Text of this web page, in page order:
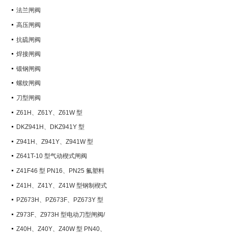
法兰闸阀
高压闸阀
抗硫闸阀
焊接闸阀
锻钢闸阀
螺纹闸阀
刀型闸阀
Z61H、Z61Y、Z61W 型
PN100~PN160 承插焊楔式闸阀
DKZ941H、DKZ941Y 型
PN10~PN100 钢制真空闸阀
Z941H、Z941Y、Z941W 型
PN100~PN200 钢制电动楔式闸阀
Z641T-10 型气动楔式闸阀
Z41F46 型 PN16、PN25 氟塑料
衬里楔式闸阀
Z41H、Z41Y、Z41W 型钢制楔式
闸阀PZ673H、PZ673F、PZ673Y 型
气动刀型闸阀/刀闸阀
Z973F、Z973H 型电动刀型闸阀/
刀闸阀
Z40H、Z40Y、Z40W 型 PN40、